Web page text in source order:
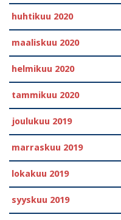
huhtikuu 2020
maaliskuu 2020
helmikuu 2020
tammikuu 2020
joulukuu 2019
marraskuu 2019
lokakuu 2019
syyskuu 2019